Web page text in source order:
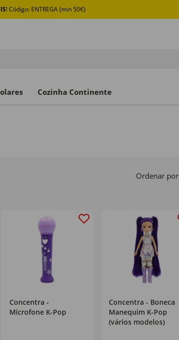
! Código: ENTREGA (min 50€)
Cozinha Continente
Ordenar por
Concentra -
Microfone K-Pop
Concentra - Boneca
Manequim K-Pop
(vários modelos)